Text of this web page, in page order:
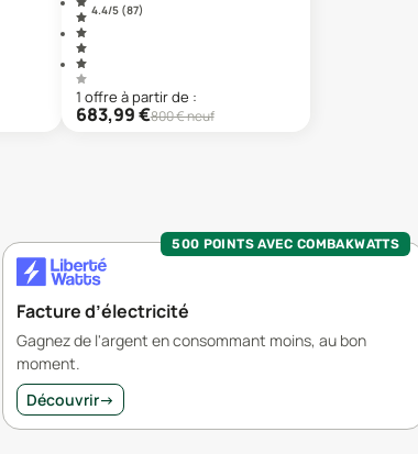
4.4/5 (87)
1 offre à partir de :
683,99€800€ neuf
500 POINTS AVEC COMBAKWATTS
Facture d’électricité
Gagnez de l'argent en consommant moins, au bon
moment.
Découvrir→